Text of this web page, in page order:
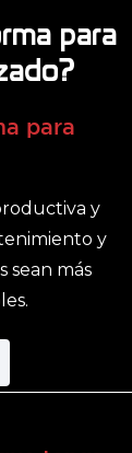
para
para
y
y
sean más